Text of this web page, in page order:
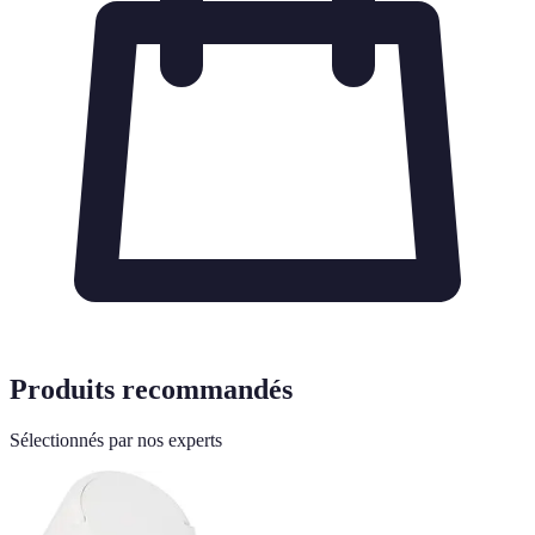
Produits recommandés
Sélectionnés par nos experts